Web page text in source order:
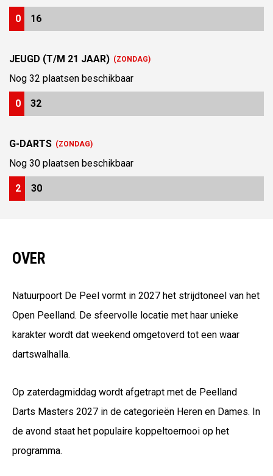
0 16
JEUGD (T/M 21 JAAR) (ZONDAG)
Nog 32 plaatsen beschikbaar
0 32
G-DARTS (ZONDAG)
Nog 30 plaatsen beschikbaar
2 30
OVER
Natuurpoort De Peel vormt in 2027 het strijdtoneel van het
Open Peelland. De sfeervolle locatie met haar unieke
karakter wordt dat weekend omgetoverd tot een waar
dartswalhalla.
Op zaterdagmiddag wordt afgetrapt met de Peelland
Darts Masters 2027 in de categorieën Heren en Dames. In
de avond staat het populaire koppeltoernooi op het
programma.